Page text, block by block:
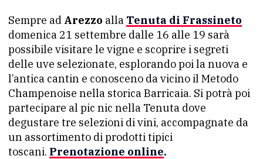
Sempre ad Arezzo alla Tenuta di Frassineto
domenica 21 settembre dalle 16 alle 19 sarà
possibile visitare le vigne e scoprire i segreti
delle uve selezionate, esplorando poi la nuova e
l’antica cantin e conosceno da vicino il Metodo
Champenoise nella storica Barricaia. Si potrà poi
partecipare al pic nic nella Tenuta dove
degustare tre selezioni di vini, accompagnate da
un assortimento di prodotti tipici
toscani. Prenotazione online.